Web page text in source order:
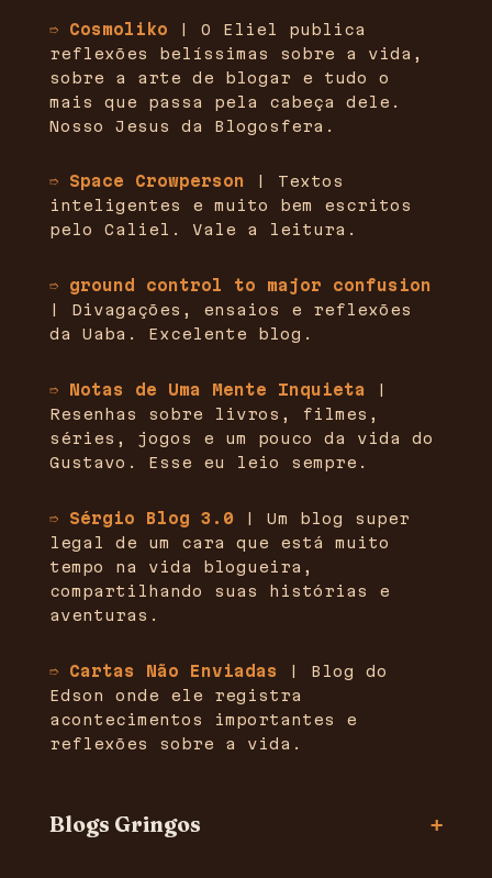
➱ Cosmoliko | O Eliel publica
reflexões belíssimas sobre a vida,
sobre a arte de blogar e tudo o
mais que passa pela cabeça dele.
Nosso Jesus da Blogosfera.
➱ Space Crowperson
| Textos
inteligentes e muito bem escritos
pelo Caliel. Vale a leitura.
➱ ground control to major confusion
| Divagações, ensaios e reflexões
da Uaba. Excelente blog.
➱ Notas de Uma Mente Inquieta
|
Resenhas sobre livros, filmes,
séries, jogos e um pouco da vida do
Gustavo. Esse eu leio sempre.
➱ Sérgio Blog 3.0 | Um blog super
legal de um cara que está muito
tempo na vida blogueira,
compartilhando suas histórias e
aventuras.
➱ Cartas Não Enviadas
| Blog do
Edson onde ele registra
acontecimentos importantes e
reflexões sobre a vida.
Blogs Gringos